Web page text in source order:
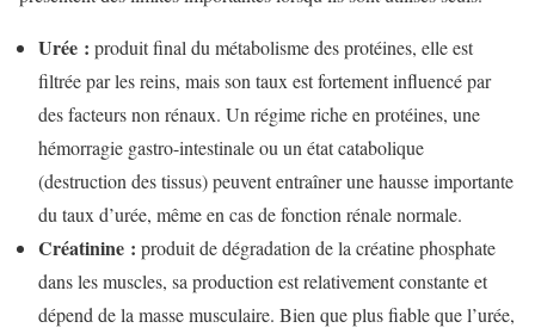
Urée : produit final du métabolisme des protéines, elle est
filtrée par les reins, mais son taux est fortement influencé par
des facteurs non rénaux. Un régime riche en protéines, une
hémorragie gastro-intestinale ou un état catabolique
(destruction des tissus) peuvent entraîner une hausse importante
du taux d’urée, même en cas de fonction rénale normale.
Créatinine : produit de dégradation de la créatine phosphate
dans les muscles, sa production est relativement constante et
dépend de la masse musculaire. Bien que plus fiable que l’urée,